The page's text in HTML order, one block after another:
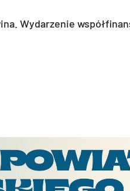
Wydarzenie